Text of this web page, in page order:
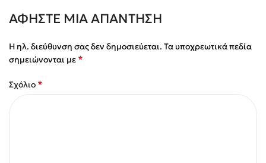
ΑΦΉΣΤΕ ΜΙΑ ΑΠΆΝΤΗΣΗ
Η ηλ. διεύθυνση σας δεν δημοσιεύεται. Τα υποχρεωτικά πεδία
σημειώνονται με *
Σχόλιο *